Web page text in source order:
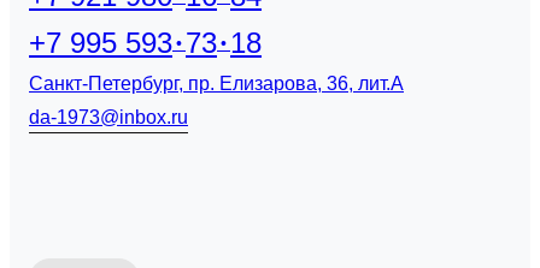
+7 995 593 73 18
Санкт-Петербург, пр. Елизарова, 36, лит.А
da-1973@inbox.ru